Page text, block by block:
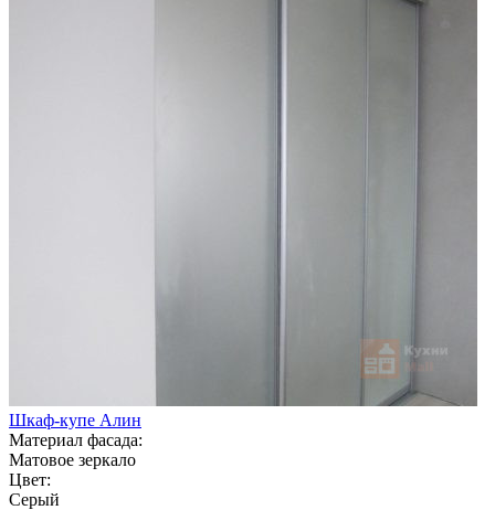
Шкаф-купе Алин
Материал фасада:
Матовое зеркало
Цвет:
Серый